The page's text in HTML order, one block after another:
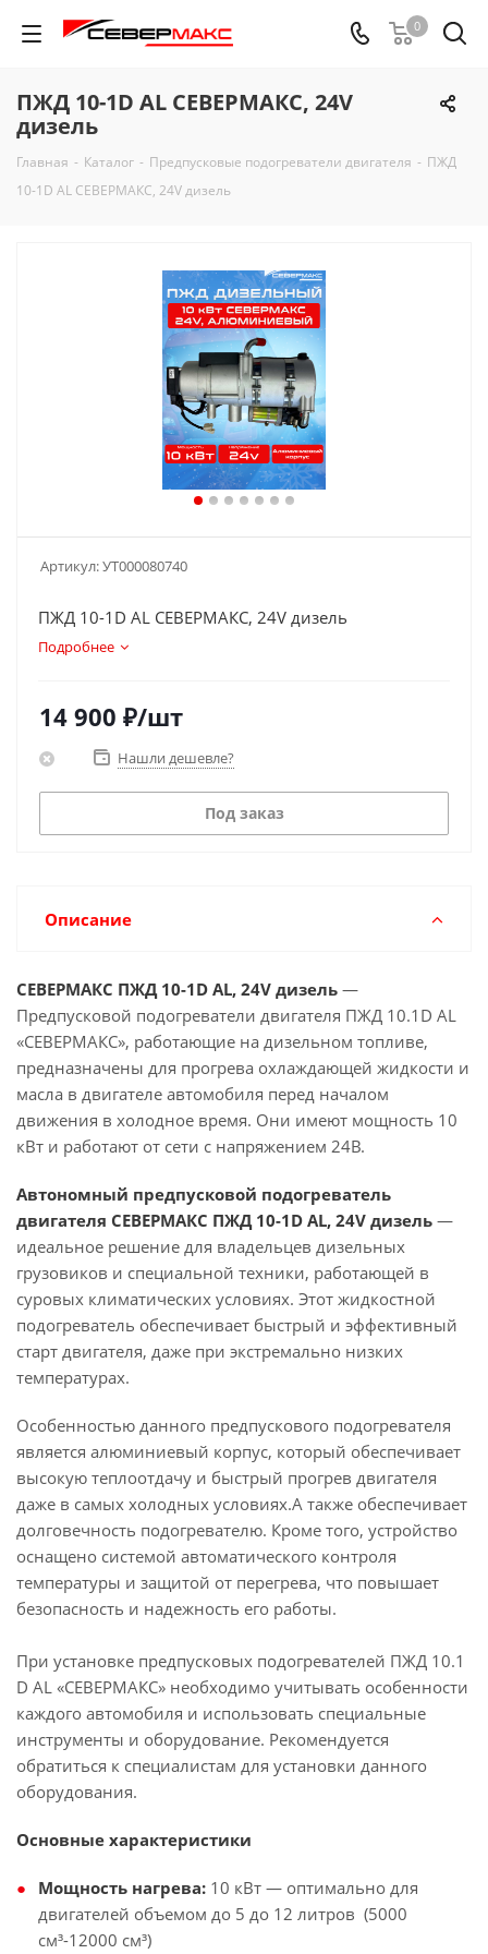
0
ПЖД 10-1D AL СЕВЕРМАКС, 24V
дизель
Главная - Каталог - Предпусковые подогреватели двигателя - ПЖД
10-1D AL СЕВЕРМАКС, 24V дизель
Артикул:УТ000080740
ПЖД 10-1D AL СЕВЕРМАКС, 24V дизель
Подробнее
14 900 ₽/шт
Нашли дешевле?
Под заказ
Описание
СЕВЕРМАКС ПЖД 10-1D AL, 24V дизель —
Предпусковой подогреватели двигателя ПЖД 10.1D AL
«СЕВЕРМАКС», работающие на дизельном топливе,
предназначены для прогрева охлаждающей жидкости и
масла в двигателе автомобиля перед началом
движения в холодное время. Они имеют мощность 10
кВт и работают от сети с напряжением 24В.
Автономный предпусковой подогреватель
двигателя СЕВЕРМАКС ПЖД 10-1D AL, 24V дизель —
идеальное решение для владельцев дизельных
грузовиков и специальной техники, работающей в
суровых климатических условиях. Этот жидкостной
подогреватель обеспечивает быстрый и эффективный
старт двигателя, даже при экстремально низких
температурах.
Особенностью данного предпускового подогревателя
является алюминиевый корпус, который обеспечивает
высокую теплоотдачу и быстрый прогрев двигателя
даже в самых холодных условиях.А также обеспечивает
долговечность подогревателю. Кроме того, устройство
оснащено системой автоматического контроля
температуры и защитой от перегрева, что повышает
безопасность и надежность его работы.
При установке предпусковых подогревателей ПЖД 10.1
D AL «СЕВЕРМАКС» необходимо учитывать особенности
каждого автомобиля и использовать специальные
инструменты и оборудование. Рекомендуется
обратиться к специалистам для установки данного
оборудования.
Основные характеристики
Мощность нагрева: 10 кВт — оптимально для
двигателей объемом до 5 до 12 литров (5000
см³-12000 см³)